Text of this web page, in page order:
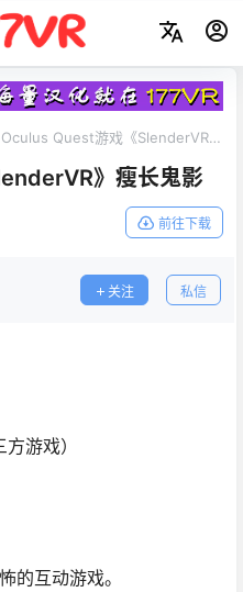
Oculus Quest游戏《SlenderVR》
》瘦长鬼影
前往下载
关注 私信
游戏）
的互动游戏。